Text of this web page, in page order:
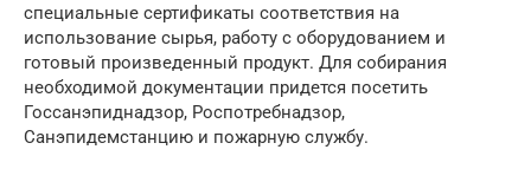
специальные сертификаты соответствия на
использование сырья, работу с оборудованием и
готовый произведенный продукт. Для собирания
необходимой документации придется посетить
Госсанэпиднадзор, Роспотребнадзор,
Санэпидемстанцию и пожарную службу.